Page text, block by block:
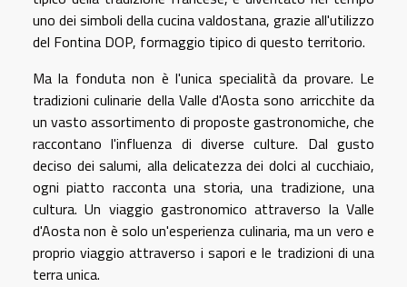
uno dei simboli della cucina valdostana, grazie all'utilizzo
del Fontina DOP, formaggio tipico di questo territorio.
Ma la fonduta non è l'unica specialità da provare. Le
tradizioni culinarie della Valle d'Aosta sono arricchite da
un vasto assortimento di proposte gastronomiche, che
raccontano l'influenza di diverse culture. Dal gusto
deciso dei salumi, alla delicatezza dei dolci al cucchiaio,
ogni piatto racconta una storia, una tradizione, una
cultura. Un viaggio gastronomico attraverso la Valle
d'Aosta non è solo un'esperienza culinaria, ma un vero e
proprio viaggio attraverso i sapori e le tradizioni di una
terra unica.